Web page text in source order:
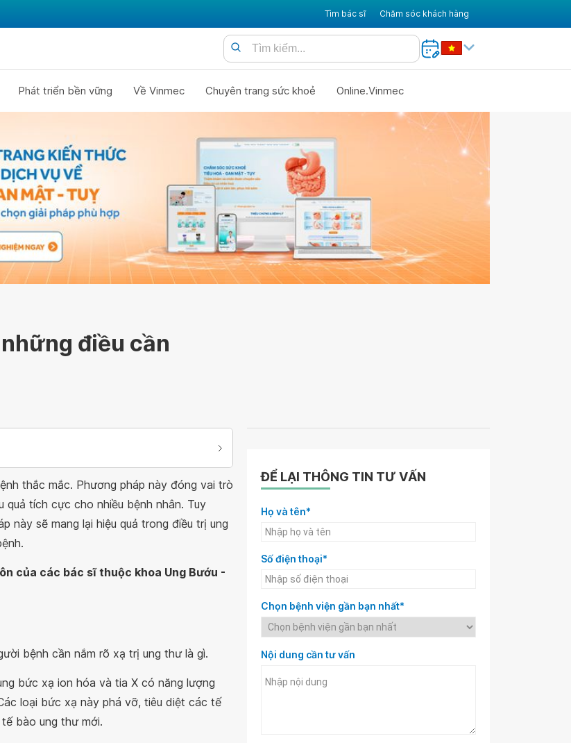
Tìm bác sĩ Chăm sóc khách hàng
Phát triển bền vững Về Vinmec Chuyên trang sức khoẻ Online.Vinmec
điều cần
thắc mắc. Phương pháp này đóng vai trò
quả tích cực cho nhiều bệnh nhân. Tuy
này sẽ mang lại hiệu quả trong điều trị ung
của các bác sĩ thuộc khoa Ung Bướu -
bệnh cần nắm rõ xạ trị ung thư là gì.
bức xạ ion hóa và tia X có năng lượng
loại bức xạ này phá vỡ, tiêu diệt các tế
bào ung thư mới.
ĐỂ LẠI THÔNG TIN TƯ VẤN
Họ và tên*
Số điện thoại*
Chọn bệnh viện gần bạn nhất*
Nội dung cần tư vấn